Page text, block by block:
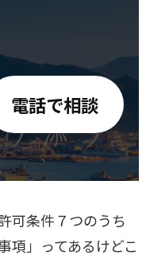
電話で相談
可条件７つのうち
項」ってあるけどこ